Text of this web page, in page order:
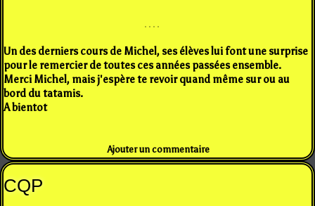
Un des derniers cours de Michel, ses élèves lui font une surprise
pour le remercier de toutes ces années passées ensemble.
Merci Michel, mais j'espère te revoir quand même sur ou au
bord du tatamis.
A bientot
Ajouter un commentaire
CQP